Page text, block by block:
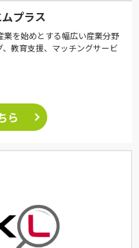
プラス
を始めとする幅広い産業分野
教育支援、マッチングサービ
ら